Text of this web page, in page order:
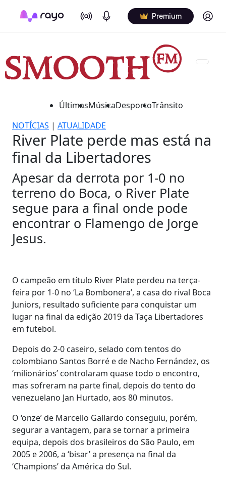
On Air Podcasts Premium Log in
ÚltimasMúsicaDesportoTrânsito
NOTÍCIAS | ATUALIDADE
River Plate perde mas está na
final da Libertadores
Apesar da derrota por 1-0 no
terreno do Boca, o River Plate
segue para a final onde pode
encontrar o Flamengo de Jorge
Jesus.
O campeão em título River Plate perdeu na terça-
feira por 1-0 no ‘La Bombonera’, a casa do rival Boca
Juniors, resultado suficiente para conquistar um
lugar na final da edição 2019 da Taça Libertadores
em futebol.
Depois do 2-0 caseiro, selado com tentos do
colombiano Santos Borré e de Nacho Fernández, os
‘milionários’ controlaram quase todo o encontro,
mas sofreram na parte final, depois do tento do
venezuelano Jan Hurtado, aos 80 minutos.
O ‘onze’ de Marcello Gallardo conseguiu, porém,
segurar a vantagem, para se tornar a primeira
equipa, depois dos brasileiros do São Paulo, em
2005 e 2006, a ‘bisar’ a presença na final da
‘Champions’ da América do Sul.